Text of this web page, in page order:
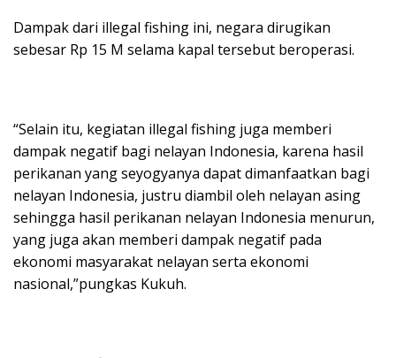
Dampak dari illegal fishing ini, negara dirugikan
sebesar Rp 15 M selama kapal tersebut beroperasi.
“Selain itu, kegiatan illegal fishing juga memberi
dampak negatif bagi nelayan Indonesia, karena hasil
perikanan yang seyogyanya dapat dimanfaatkan bagi
nelayan Indonesia, justru diambil oleh nelayan asing
sehingga hasil perikanan nelayan Indonesia menurun,
yang juga akan memberi dampak negatif pada
ekonomi masyarakat nelayan serta ekonomi
nasional,”pungkas Kukuh.